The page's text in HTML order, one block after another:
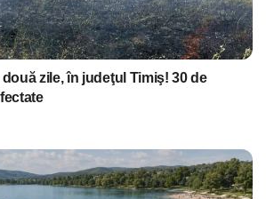
zile, în judeţul Timiş! 30 de